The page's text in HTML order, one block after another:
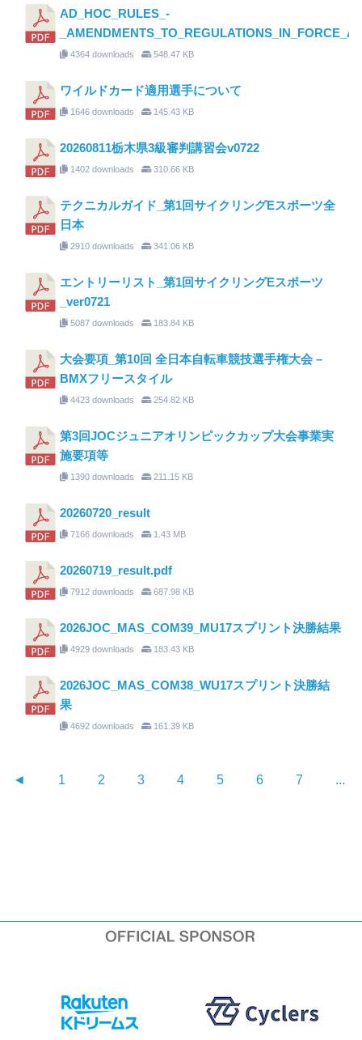
AD_HOC_RULES_-
4364 downloads 548.47 KB
ワイルドカード適用選手について
1646 downloads 145.43 KB
20260811栃木県3級審判講習会v0722
1402 downloads 310.66 KB
テクニカルガイド_第1回サイクリングEスポーツ全
日本
2910 downloads 341.06 KB
エントリーリスト_第1回サイクリングEスポーツ
_ver0721
5087 downloads 183.84 KB
大会要項_第10回 全日本自転車競技選手権大会 –
BMXフリースタイル
4423 downloads 254.82 KB
第3回JOCジュニアオリンピックカップ大会事業実
施要項等
1390 downloads 211.15 KB
20260720_result
7166 downloads 1.43 MB
20260719_result.pdf
7912 downloads 687.98 KB
2026JOC_MAS_COM39_MU17スプリント決勝結果
4929 downloads 183.43 KB
2026JOC_MAS_COM38_WU17スプリント決勝結
果
4692 downloads 161.39 KB
◄ 1 2 3 4 5 6 7 ...